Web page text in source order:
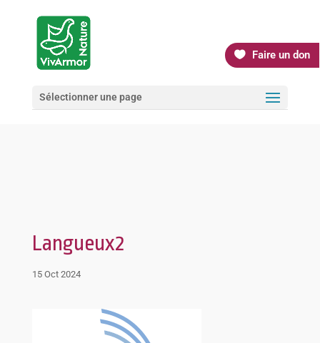
Faire un don
Sélectionner une page
Langueux2
15 Oct 2024